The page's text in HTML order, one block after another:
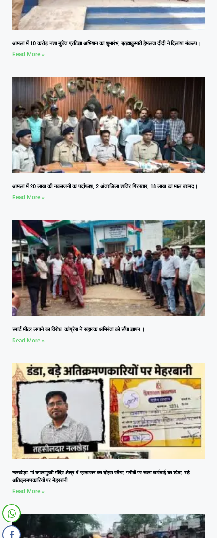
आमला में 10 करोड़ नशा मुक्ति प्रतिज्ञा अभियान का शुभारंभ, ब्रह्माकुमारी हेमलता दीदी ने दिलाया संकल्प।
Read More »
आमला में 20 लाख की नकबजनी का पर्दाफाश, 2 अंतरजिला शातिर गिरफ्तार, 18 लाख का माल बरामद।
Read More »
स्मार्ट मीटर लगाने का विरोध, कांग्रेस ने सहायक अभियंता को सौंपा ज्ञापन ।
Read More »
नलखेड़ा: मां बगलामुखी मंदिर क्षेत्र में प्रशासन का दोहरा रवैया, गरीबों पर चला कार्रवाई का डंडा, बड़े
अतिक्रमणकारियों पर मेहरबानी
Read More »